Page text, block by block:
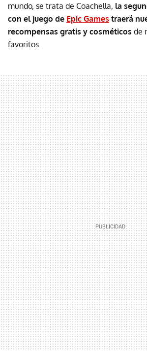
mundo, se trata de Coachella, la
con el juego de Epic Games traerá
recompensas gratis y cosméticos de
favoritos.